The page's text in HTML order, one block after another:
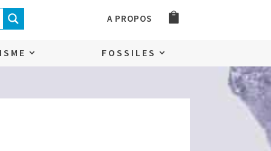
A PROPOS
FOSSILES